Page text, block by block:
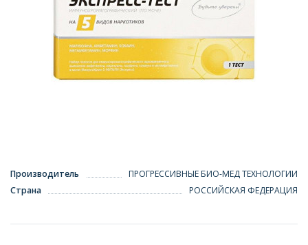
Производитель
ПРОГРЕССИВНЫЕ БИО-МЕД ТЕХНОЛОГИИ
Страна
РОССИЙСКАЯ ФЕДЕРАЦИЯ